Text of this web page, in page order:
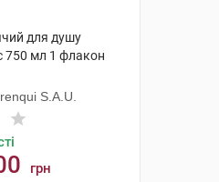
для душу
750 мл 1 флакон
S.A.U.
грн